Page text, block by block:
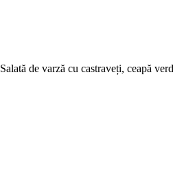
Salată de varză cu castraveți, ceapă